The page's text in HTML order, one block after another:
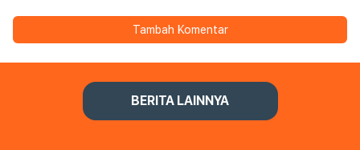
Tambah Komentar
BERITA LAINNYA